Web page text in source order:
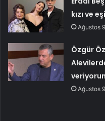
kızı ve
Ağustos
Özgür
Ağustos